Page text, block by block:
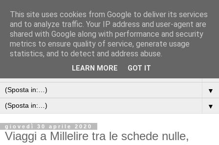
▼
▼
giovedì 30 aprile 2020
Viaggi a Millelire tra le schede nulle,
This site uses cookies from Google to deliver its services
and to analyze traffic. Your IP address and user-agent are
shared with Google along with performance and security
metrics to ensure quality of service, generate usage
statistics, and to detect and address abuse.
LEARN MORE GOT IT